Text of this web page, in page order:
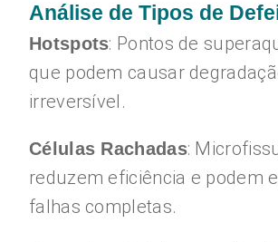
Análise de Tipos de
Hotspots: Pontos de
que podem causar
irreversível.
Células Rachadas:
reduzem eficiência e podem
falhas completas.